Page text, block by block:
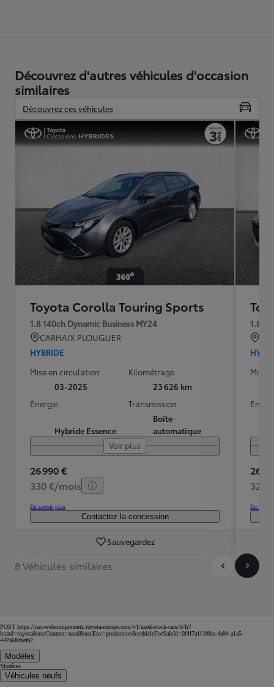
Découvrez d'autres véhicules d'occasion
similaires
Découvrez ces véhicules
Toyota Corolla Touring Sports
1.8 140ch Dynamic Business MY24
CARHAIX PLOUGUER
HYBRIDE
Mise en circulation
03-2025
Kilométrage
23 626 km
Energie
Hybride Essence
Transmission
Boîte
automatique
Voir plus
26 990 €
330 €/mois
En savoir plus
Contactez la concession
Sauvegardez
1.8
Mise
26
328
En
8 Véhicules similaires
POST https://usc-webcomponents.toyota-europe.com/v1/used-stock-cars/fr/fr?
brand=toyota&uscContext=used&uscEnv=production&vehicleForSaleId=0f4f7a1f-08ba-4a94-a1a5-
447a68daefa2
Modèles
Modèles
Véhicules neufs